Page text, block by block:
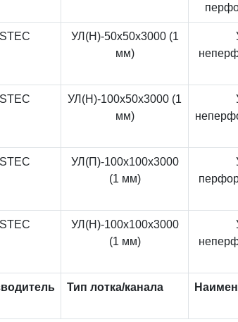
УЛ(Н)-50x50x3000 (1
мм)
УЛ(Н)-100x50x3000 (1
мм)
УЛ(П)-100x100x3000
(1 мм)
УЛ(Н)-100x100x3000
(1 мм)
Тип лотка/канала